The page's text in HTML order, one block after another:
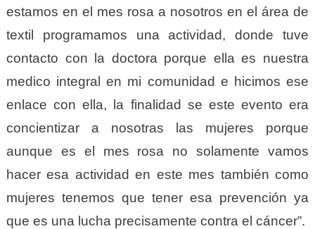
estamos en el mes rosa a nosotros en el área de
textil programamos una actividad, donde tuve
contacto con la doctora porque ella es nuestra
medico integral en mi comunidad e hicimos ese
enlace con ella, la finalidad se este evento era
concientizar a nosotras las mujeres porque
aunque es el mes rosa no solamente vamos
hacer esa actividad en este mes también como
mujeres tenemos que tener esa prevención ya
que es una lucha precisamente contra el cáncer”.